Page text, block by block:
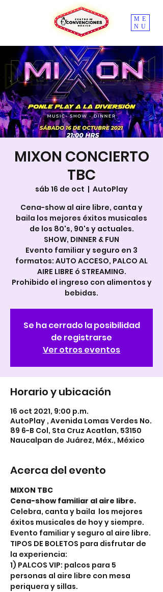
ME
NU
MIXON CONCIERTO
TBC
sáb 16 de oct
  |
AutoPlay
Cena-show al aire libre, canta y
baila los mejores éxitos musicales
de los 80's, 90's y actuales.
SHOW, DINNER & FUN
Evento familiar y seguro en 3
formatos: AUTO ACCESO, PALCO AL
AIRE LIBRE ó STREAMING.
Prohibido el ingreso con alimentos y
bebidas.
Se ha cerrado la posibilidad
de registrarse
Ver otros eventos
Horario y ubicación
16 oct 2021, 9:00 p.m.
AutoPlay , Avenida Lomas Verdes No.
89 6-B Col, Sta Cruz Acatlan, 53150
Naucalpan de Juárez, Méx., México
Acerca del evento
MIXON TBC
Cena-show familiar al aire libre.
Celebra, canta y baila  los mejores
éxitos musicales de hoy y siempre.
Evento familiar y seguro al aire libre.
TIPOS DE BOLETOS para disfrutar de
la experiencia:
1) PALCOS VIP: palcos para 5
personas al aire libre con mesa
periquera y sillas.